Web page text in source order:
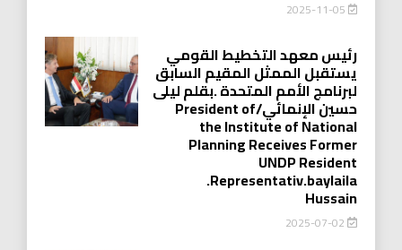
رئيس معهد التخطيط القومي
يستقبل الممثل المقيم السابق
لبرنامج الأمم المتحدة .بقلم ليلى
حسين الإنمائي/President of
the Institute of National
Planning Receives Former
UNDP Resident
.Representativ.baylaila
Hussain
2025-07-02